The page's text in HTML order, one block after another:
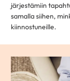
järjestämiin
samalla siihen,
kiinnostuneille.